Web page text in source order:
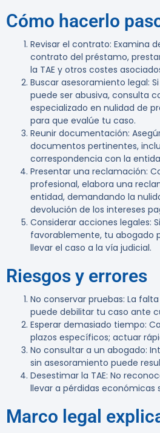
Cómo hacerlo
Revisar el contrato: Examina
contrato del préstamo,
la TAE y otros costes
Buscar asesoramiento legal:
puede ser abusiva, consulta
especializado en nulidad de
para que evalúe tu caso.
Reunir documentación:
documentos pertinentes,
correspondencia con la
Presentar una reclamación:
profesional, elabora una
entidad, demandando la
devolución de los intereses
Considerar acciones legales:
favorablemente, tu abogado
llevar el caso a la vía judicial.
Riesgos y errores
No conservar pruebas: La
puede debilitar tu caso ante
Esperar demasiado tiempo:
plazos específicos; actuar
No consultar a un abogado:
sin asesoramiento puede
Desestimar la TAE: No
llevar a pérdidas económicas
Marco legal